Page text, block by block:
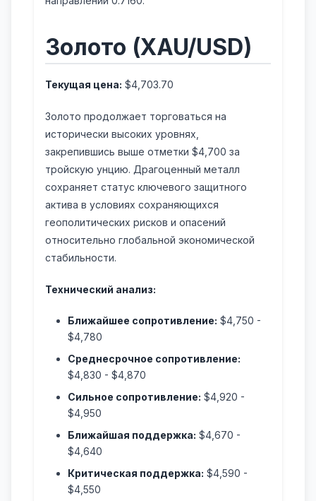
Золото (XAU/USD)
Текущая цена: $4,703.70
Золото продолжает торговаться на
исторически высоких уровнях,
закрепившись выше отметки $4,700 за
тройскую унцию. Драгоценный металл
сохраняет статус ключевого защитного
актива в условиях сохраняющихся
геополитических рисков и опасений
относительно глобальной экономической
стабильности.
Технический анализ:
Ближайшее сопротивление: $4,750 -
$4,780
Среднесрочное сопротивление:
$4,830 - $4,870
Сильное сопротивление: $4,920 -
$4,950
Ближайшая поддержка: $4,670 -
$4,640
Критическая поддержка: $4,590 -
$4,550